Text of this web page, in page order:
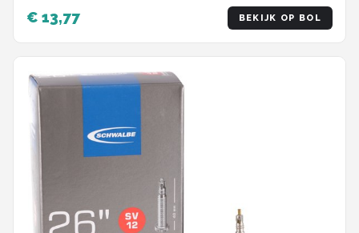
€ 13,77 BEKIJK OP BOL